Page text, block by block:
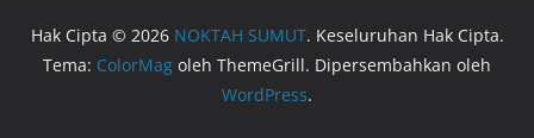
Hak Cipta © 2026 NOKTAH SUMUT. Keseluruhan Hak Cipta.
Tema: ColorMag oleh ThemeGrill. Dipersembahkan oleh
WordPress.